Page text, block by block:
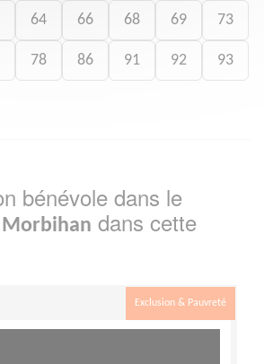
64 66 68 69 73
78 86 91 92 93
bénévole dans le
Morbihan dans cette
Exclusion & Pauvreté